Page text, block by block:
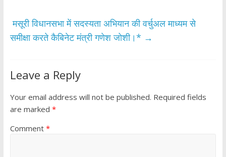
k
मसूरी विधानसभा में सदस्यता अभियान की वर्चुअल माध्यम से
समीक्षा करते कैबिनेट मंत्री गणेश जोशी।* →
Leave a Reply
Your email address will not be published. Required fields
are marked *
Comment *